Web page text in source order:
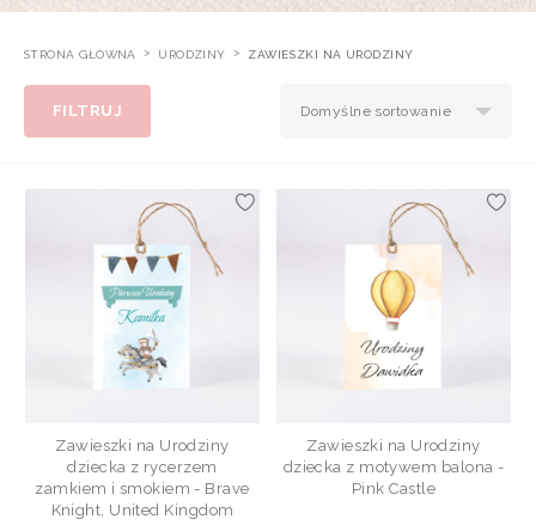
STRONA GŁÓWNA URODZINY ZAWIESZKI NA URODZINY
FILTRUJ Domyślne sortowanie
Zawieszki na Urodziny
dziecka z rycerzem
zamkiem i smokiem - Brave
Knight, United Kingdom
Zawieszki na Urodziny
dziecka z motywem balona -
Pink Castle